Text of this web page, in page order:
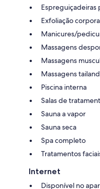
Espreguiçadeiras
Exfoliação
Manicures/
Massagens
Massagens
Massagens
Piscina interna
Salas de
Sauna a vapor
Sauna seca
Spa completo
Tratamentos
Internet
Disponível no